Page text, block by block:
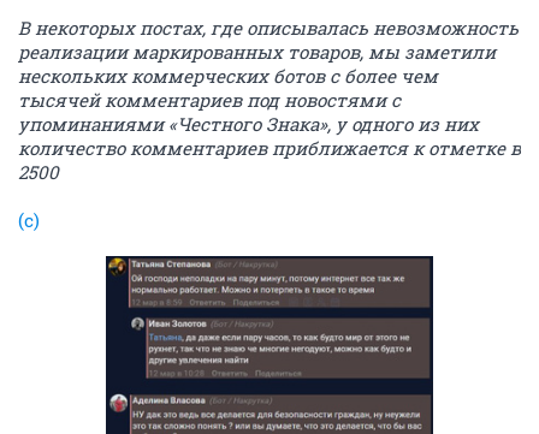
В некоторых постах, где описывалась невозможность
реализации маркированных товаров, мы заметили
нескольких коммерческих ботов с более чем
тысячей комментариев под новостями с
упоминаниями «Честного Знака», у одного из них
количество комментариев приближается к отметке в
2500
(с)